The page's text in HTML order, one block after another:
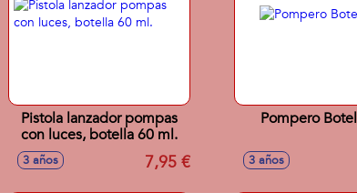
Pistola lanzador pompas
con luces, botella 60 ml.
3 años 7,95 €
Pompero
3 años